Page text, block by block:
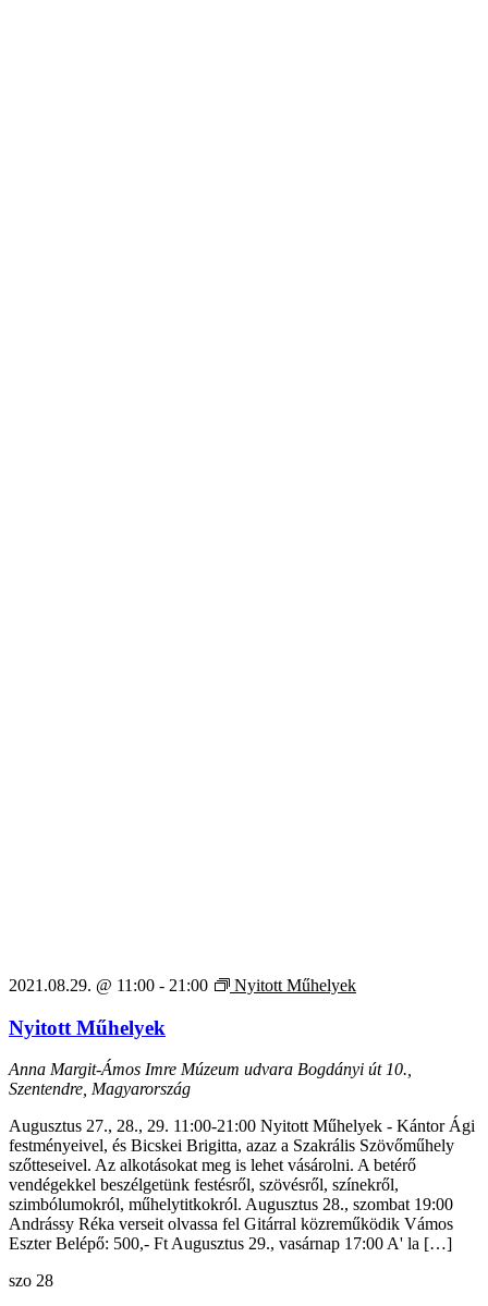
2021.08.29. @ 11:00 - 21:00 Nyitott Műhelyek
Nyitott Műhelyek
Anna Margit-Ámos Imre Múzeum udvara Bogdányi út 10.,
Szentendre, Magyarország
Augusztus 27., 28., 29. 11:00-21:00 Nyitott Műhelyek - Kántor Ági
festményeivel, és Bicskei Brigitta, azaz a Szakrális Szövőműhely
szőtteseivel. Az alkotásokat meg is lehet vásárolni. A betérő
vendégekkel beszélgetünk festésről, szövésről, színekről,
szimbólumokról, műhelytitkokról. Augusztus 28., szombat 19:00
Andrássy Réka verseit olvassa fel Gitárral közreműködik Vámos
Eszter Belépő: 500,- Ft Augusztus 29., vasárnap 17:00 A' la […]
szo 28